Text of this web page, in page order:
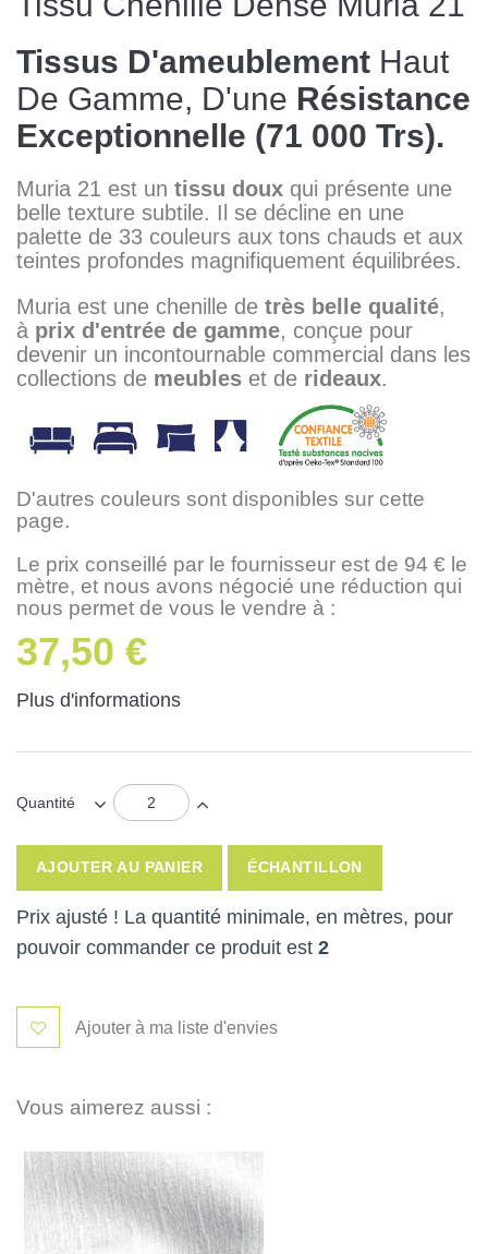
Tissus D'ameublement Haut
De Gamme, D'une Résistance
Exceptionnelle (71 000 Trs).
Muria 21 est un tissu doux qui présente une
belle texture subtile. Il se décline en une
palette de 33 couleurs aux tons chauds et aux
teintes profondes magnifiquement équilibrées.
Muria est une chenille de très belle qualité,
à prix d'entrée de gamme, conçue pour
devenir un incontournable commercial dans les
collections de meubles et de rideaux.
D'autres couleurs sont disponibles sur cette
page.
Le prix conseillé par le fournisseur est de 94 € le
mètre, et nous avons négocié une réduction qui
nous permet de vous le vendre à :
37,50 €
Plus d'informations
Quantité
AJOUTER AU PANIER ÉCHANTILLON
Prix ajusté ! La quantité minimale, en mètres, pour
pouvoir commander ce produit est 2
Ajouter à ma liste d'envies
Vous aimerez aussi :